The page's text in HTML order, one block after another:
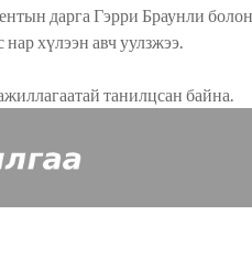
дарга Гэрри Браунли
хүлээн авч уулзжээ.
танилцсан байна.